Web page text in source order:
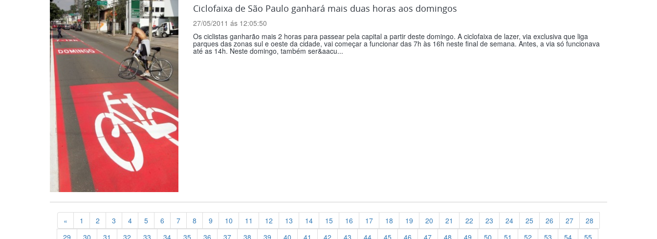
Ciclofaixa de São Paulo ganhará mais duas horas aos domingos
27/05/2011 ás 12:05:50
Os ciclistas ganharão mais 2 horas para passear pela capital a partir deste domingo. A ciclofaixa de lazer, via exclusiva que liga
parques das zonas sul e oeste da cidade, vai começar a funcionar das 7h às 16h neste final de semana. Antes, a via só funcionava
até as 14h. Neste domingo, também ser&aacu...
« Previous
1 2 3 4 5 6 7 8 9 10 11 12 13 14 15 16 17 18 19 20 21 22 23 24 25 26 27
28
29
30 31 32 33 34 35 36 37 38 39 40 41 42 43 44 45 46 47 48 49 50 51 52 53 54
55